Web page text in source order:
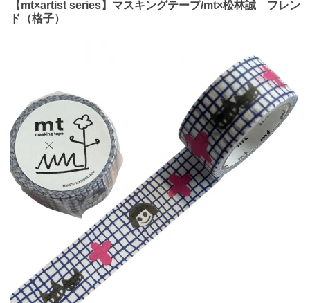
【mt×artist series】マスキングテープ/mt×松林誠 フレン
ド（格子）